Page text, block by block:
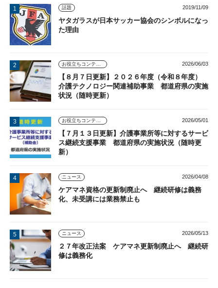
話題 2019/11/09
ヤタガラスが日本サッカー協会のシンボルになっ
た理由
2026/06/03
【８月７日更新】２０２６年度（令和８年度）
介護テクノロジー関連補助事業 都道府県の実施
状況（随時更新）
2026/05/01
【７月１３日更新】介護事業所等に対するサービ
ス継続支援事業 都道府県の実施状況（随時更
新）
ニュース 2026/04/08
ケアマネ資格の更新制廃止へ 継続研修は義務
化、未受講には業務禁止も
ニュース 2026/05/13
２７年改正法案 ケアマネ更新制廃止へ 継続研
修は義務化